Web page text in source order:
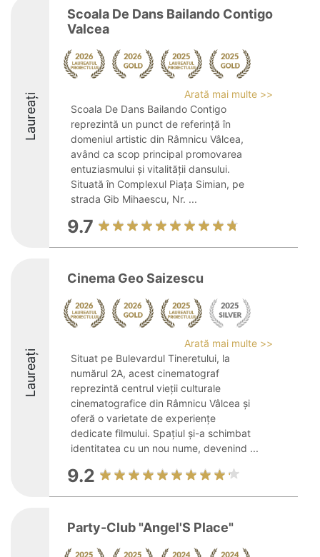
Laureați
Scoala De Dans Bailando Contigo
Valcea
Arată mai multe >>
Scoala De Dans Bailando Contigo
reprezintă un punct de referință în
domeniul artistic din Râmnicu Vâlcea,
având ca scop principal promovarea
entuziasmului și vitalității dansului.
Situată în Complexul Piața Simian, pe
strada Gib Mihaescu, Nr. ...
9.7
Laureați
Cinema Geo Saizescu
Arată mai multe >>
Situat pe Bulevardul Tineretului, la
numărul 2A, acest cinematograf
reprezintă centrul vieții culturale
cinematografice din Râmnicu Vâlcea și
oferă o varietate de experiențe
dedicate filmului. Spațiul și-a schimbat
identitatea cu un nou nume, devenind ...
9.2
Party-Club "Angel'S Place"